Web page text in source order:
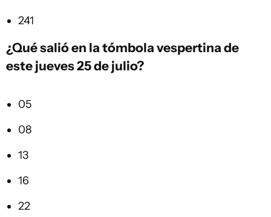
241
¿Qué salió en latómbola vespertinade
este jueves 25 de julio?
05
08
13
16
22